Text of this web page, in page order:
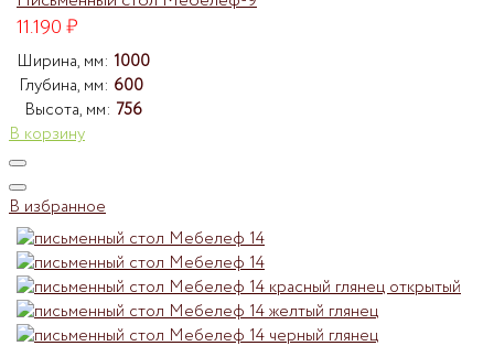
11.190₽
Ширина, мм: 1000
Глубина, мм: 600
Высота, мм: 756
В корзину
В избранное